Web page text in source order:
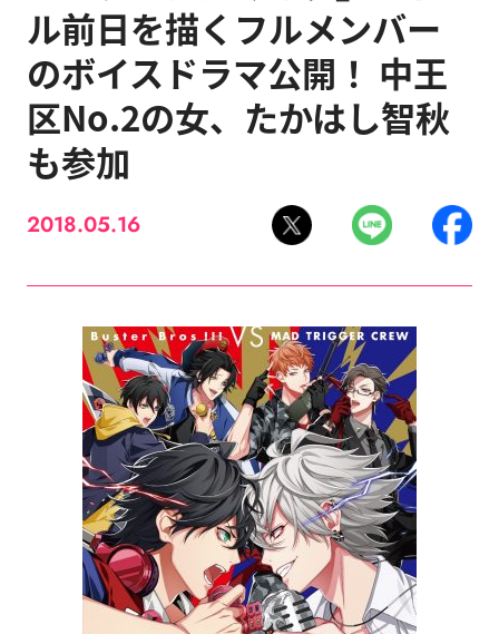
ル前日を描くフルメンバー
のボイスドラマ公開！ 中王
区No.2の女、たかはし智秋
も参加
2018.05.16